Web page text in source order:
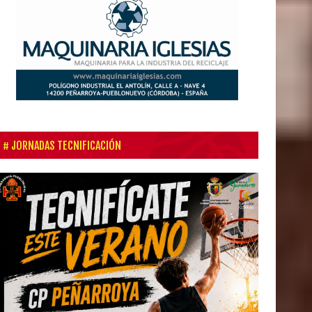
JORNADAS TECNIFICACIÓN